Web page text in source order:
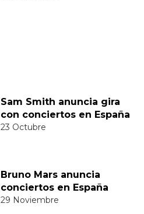
Sam Smith anuncia gira
con conciertos en España
23 Octubre
Bruno Mars anuncia
conciertos en España
29 Noviembre